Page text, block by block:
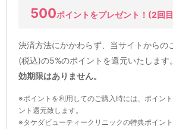
500ポイントをプレゼント！ (2回
決済方法にかかわらず、当サイトからの
(税込)の5%のポイントを還元いたします。
効期限はありません。
※ポイントを利用してのご購入時には、ポイン
ント還元致します。
※タケダビューティークリニックの特典ポイン